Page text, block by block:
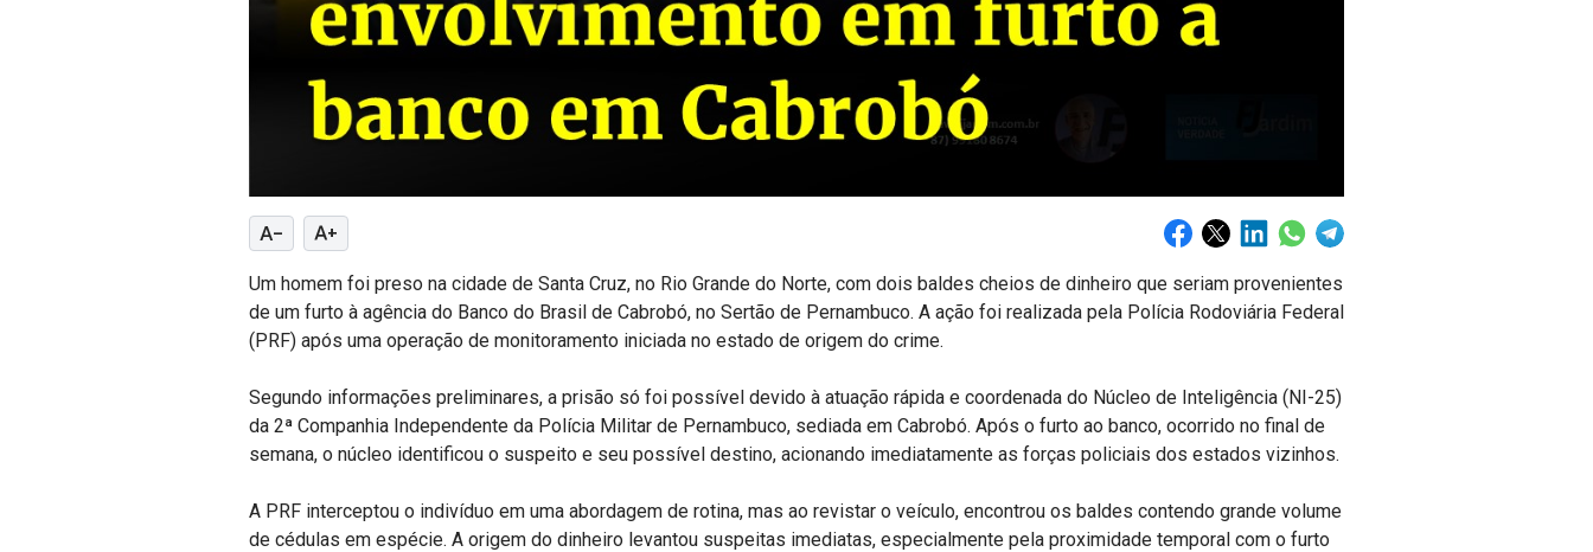
text_decrease text_increase
Um homem foi preso na cidade de Santa Cruz, no Rio Grande do Norte, com dois baldes cheios de dinheiro que seriam provenientes
de um furto à agência do Banco do Brasil de Cabrobó, no Sertão de Pernambuco. A ação foi realizada pela Polícia Rodoviária Federal
(PRF) após uma operação de monitoramento iniciada no estado de origem do crime.
Segundo informações preliminares, a prisão só foi possível devido à atuação rápida e coordenada do Núcleo de Inteligência (NI-25)
da 2ª Companhia Independente da Polícia Militar de Pernambuco, sediada em Cabrobó. Após o furto ao banco, ocorrido no final de
semana, o núcleo identificou o suspeito e seu possível destino, acionando imediatamente as forças policiais dos estados vizinhos.
A PRF interceptou o indivíduo em uma abordagem de rotina, mas ao revistar o veículo, encontrou os baldes contendo grande volume
de cédulas em espécie. A origem do dinheiro levantou suspeitas imediatas, especialmente pela proximidade temporal com o furto